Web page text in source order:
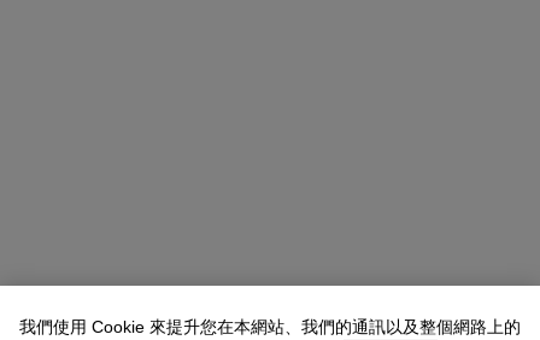
我們使用 Cookie 來提升您在本網站、我們的通訊以及整個網路上的